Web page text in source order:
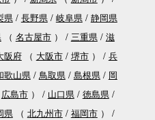
県 長野県 岐阜県
静岡県
（ 名古屋市） 三重県
滋
阪府（ 大阪市 堺市）
兵
歌山県 鳥取県 島根県
岡
広島市） 山口県
徳島県
県（ 北九州市 福岡市）